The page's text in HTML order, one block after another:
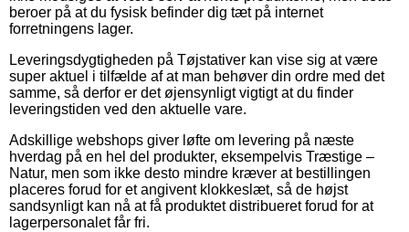
beroer på at du fysisk befinder dig tæt på internet
forretningens lager.
Leveringsdygtigheden på Tøjstativer kan vise sig at være
super aktuel i tilfælde af at man behøver din ordre med det
samme, så derfor er det øjensynligt vigtigt at du finder
leveringstiden ved den aktuelle vare.
Adskillige webshops giver løfte om levering på næste
hverdag på en hel del produkter, eksempelvis Træstige –
Natur, men som ikke desto mindre kræver at bestillingen
placeres forud for et angivent klokkeslæt, så de højst
sandsynligt kan nå at få produktet distribueret forud for at
lagerpersonalet får fri.